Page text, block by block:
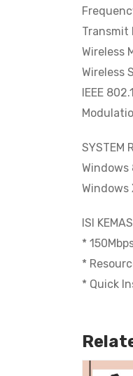
Transmit
Wireless
Wireless
IEEE
SYSTEM
Windows
ISI
*
*
* Quick